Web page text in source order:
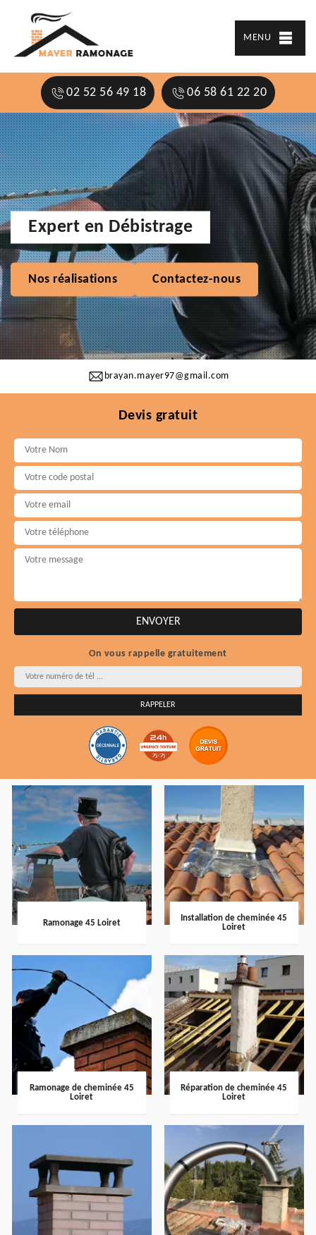
MENU
02 52 56 49 18 06 58 61 22 20
brayan.mayer97@gmail.com
Expert en Débistrage
Nos réalisations Contactez-nous
Devis gratuit
On vous rappelle gratuitement
Ramonage 45 Loiret
Installation de cheminée 45
Loiret
Ramonage de cheminée 45
Loiret
Réparation de cheminée 45
Loiret